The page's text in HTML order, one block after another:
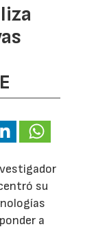
su
a